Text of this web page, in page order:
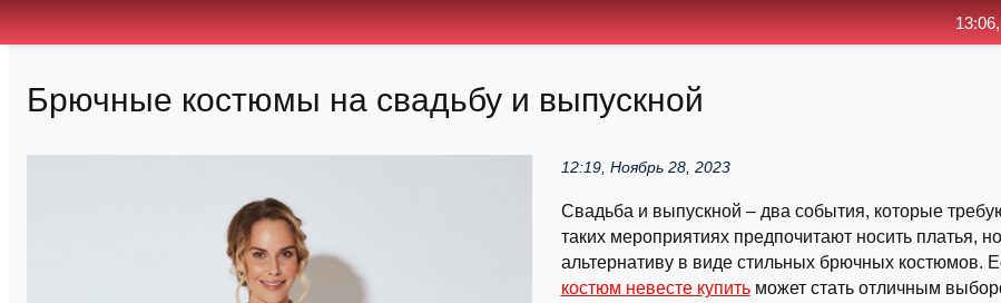
Брючные костюмы на свадьбу и выпускной
12:19, Ноябрь 28, 2023
Свадьба и выпускной – два события, которые
таких мероприятиях предпочитают носить
альтернативу в виде стильных брючных костюмов.
костюм невесте купитьможет стать отличным